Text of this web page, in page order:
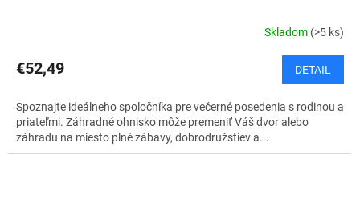
Skladom (>5 ks)
€52,49 DETAIL
Spoznajte ideálneho spoločníka pre večerné posedenia s rodinou a
priateľmi. Záhradné ohnisko môže premeniť Váš dvor alebo
záhradu na miesto plné zábavy, dobrodružstiev a...